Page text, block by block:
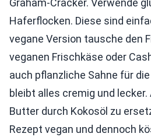
Graham-Cracker. Verwende
Haferflocken. Diese sind
vegane Version tausche den
veganen Frischkäse oder
auch pflanzliche Sahne für
bleibt alles cremig und
Butter durch Kokosöl zu
Rezept vegan und dennoch